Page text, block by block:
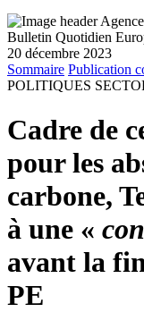
Bulletin Quotidien
20 décembre 2023
Sommaire Publication
POLITIQUES
Cadre de
pour les
carbone,
à une «
avant la
PE